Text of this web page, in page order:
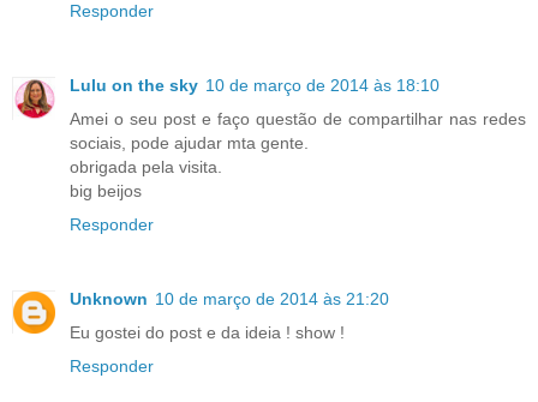
Responder
Lulu on the sky 10 de março de 2014 às 18:10
Amei o seu post e faço questão de compartilhar nas redes
sociais, pode ajudar mta gente.
obrigada pela visita.
big beijos
Responder
Unknown 10 de março de 2014 às 21:20
Eu gostei do post e da ideia ! show !
Responder